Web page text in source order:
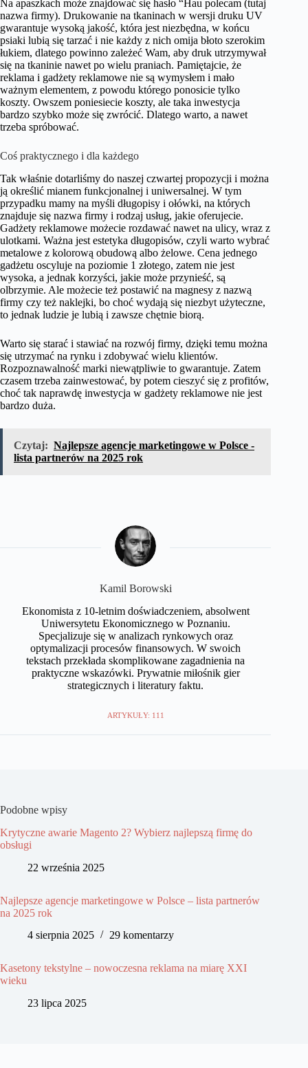
Na apaszkach może znajdować się hasło “Hau polecam (tutaj
nazwa firmy). Drukowanie na tkaninach w wersji druku UV
gwarantuje wysoką jakość, która jest niezbędna, w końcu
psiaki lubią się tarzać i nie każdy z nich omija błoto szerokim
łukiem, dlatego powinno zależeć Wam, aby druk utrzymywał
się na tkaninie nawet po wielu praniach. Pamiętajcie, że
reklama i gadżety reklamowe nie są wymysłem i mało
ważnym elementem, z powodu którego ponosicie tylko
koszty. Owszem poniesiecie koszty, ale taka inwestycja
bardzo szybko może się zwrócić. Dlatego warto, a nawet
trzeba spróbować.
Coś praktycznego i dla każdego
Tak właśnie dotarliśmy do naszej czwartej propozycji i można
ją określić mianem funkcjonalnej i uniwersalnej. W tym
przypadku mamy na myśli długopisy i ołówki, na których
znajduje się nazwa firmy i rodzaj usług, jakie oferujecie.
Gadżety reklamowe możecie rozdawać nawet na ulicy, wraz z
ulotkami. Ważna jest estetyka długopisów, czyli warto wybrać
metalowe z kolorową obudową albo żelowe. Cena jednego
gadżetu oscyluje na poziomie 1 złotego, zatem nie jest
wysoka, a jednak korzyści, jakie może przynieść, są
olbrzymie. Ale możecie też postawić na magnesy z nazwą
firmy czy też naklejki, bo choć wydają się niezbyt użyteczne,
to jednak ludzie je lubią i zawsze chętnie biorą.
Warto się starać i stawiać na rozwój firmy, dzięki temu można
się utrzymać na rynku i zdobywać wielu klientów.
Rozpoznawalność marki niewątpliwie to gwarantuje. Zatem
czasem trzeba zainwestować, by potem cieszyć się z profitów,
choć tak naprawdę inwestycja w gadżety reklamowe nie jest
bardzo duża.
Czytaj: Najlepsze agencje marketingowe w Polsce -
lista partnerów na 2025 rok
Kamil Borowski
Ekonomista z 10-letnim doświadczeniem, absolwent
Uniwersytetu Ekonomicznego w Poznaniu.
Specjalizuje się w analizach rynkowych oraz
optymalizacji procesów finansowych. W swoich
tekstach przekłada skomplikowane zagadnienia na
praktyczne wskazówki. Prywatnie miłośnik gier
strategicznych i literatury faktu.
ARTYKUŁY: 111
Podobne wpisy
Krytyczne awarie Magento 2? Wybierz najlepszą firmę do
obsługi
22 września 2025
Najlepsze agencje marketingowe w Polsce – lista partnerów
na 2025 rok
4 sierpnia 2025
29 komentarzy
Kasetony tekstylne – nowoczesna reklama na miarę XXI
wieku
23 lipca 2025